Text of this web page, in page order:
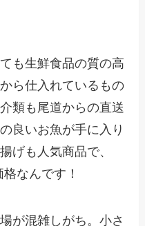
も生鮮食品の質の高
ら仕入れているもの
類も尾道からの直送
良いお魚が手に入り
げも人気商品で、
なんです！
が混雑しがち。小さ